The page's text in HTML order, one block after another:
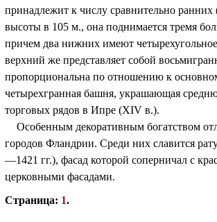
принадлежит к числу сравнительно
высоты в 105 м., она поднимается тремя
причем два нижних имеют
верхний же представляет собой
пропорциональна по отношению к
четырехгранная башня, украшающая
торговых рядов в Ипре (XIV в.).
Особенным декоративным богатством
городов Фландрии. Среди них славится
—1421 гг.), фасад которой соперничал с
церковными фасадами.
Страница: 1.